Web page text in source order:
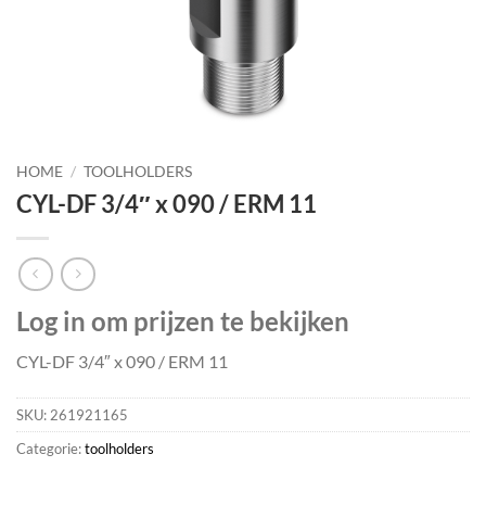
HOME / TOOLHOLDERS
CYL-DF 3/4″ x 090 / ERM 11
Log in om prijzen te bekijken
CYL-DF 3/4″ x 090 / ERM 11
SKU:261921165
Categorie:toolholders